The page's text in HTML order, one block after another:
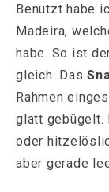
Benutzt habe
Madeira,
habe. So ist
gleich. Das
Rahmen
glatt gebügelt.
oder
aber gerade